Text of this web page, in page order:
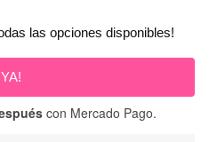
las opciones disponibles!
con Mercado Pago.